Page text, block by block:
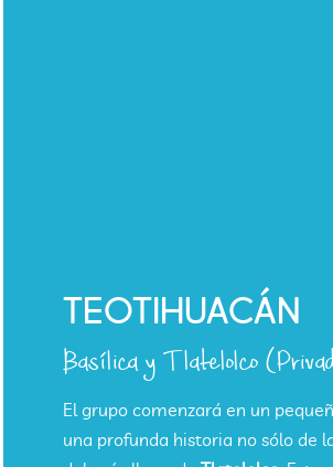
TEOTIHUACÁN
Basílica y Tlatelolco
El grupo comenzará en un
una profunda historia no sólo de